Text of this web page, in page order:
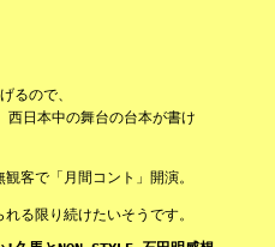
るので、
西日本中の舞台の台本が書け
客で「月間コント」開演。
る限り続けたいそうです。